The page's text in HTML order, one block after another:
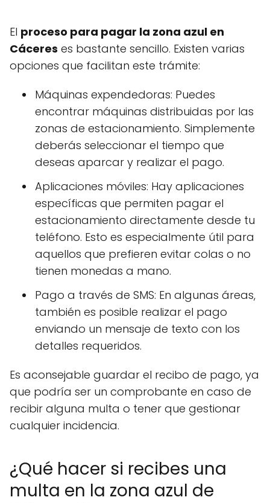
El proceso para pagar la zona azul en
Cáceres es bastante sencillo. Existen varias
opciones que facilitan este trámite:
Máquinas expendedoras: Puedes
encontrar máquinas distribuidas por las
zonas de estacionamiento. Simplemente
deberás seleccionar el tiempo que
deseas aparcar y realizar el pago.
Aplicaciones móviles: Hay aplicaciones
específicas que permiten pagar el
estacionamiento directamente desde tu
teléfono. Esto es especialmente útil para
aquellos que prefieren evitar colas o no
tienen monedas a mano.
Pago a través de SMS: En algunas áreas,
también es posible realizar el pago
enviando un mensaje de texto con los
detalles requeridos.
Es aconsejable guardar el recibo de pago, ya
que podría ser un comprobante en caso de
recibir alguna multa o tener que gestionar
cualquier incidencia.
¿Qué hacer si recibes una
multa en la zona azul de